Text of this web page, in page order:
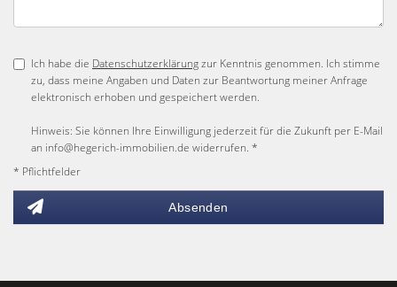
Ich habe die Datenschutzerklärungzur Kenntnis genommen. Ich stimme
zu, dass meine Angaben und Daten zur Beantwortung meiner Anfrage
elektronisch erhoben und gespeichert werden.
Hinweis: Sie können Ihre Einwilligung jederzeit für die Zukunft per E-Mail
an info@hegerich-immobilien.de widerrufen. *
* Pflichtfelder
Absenden